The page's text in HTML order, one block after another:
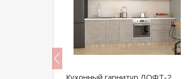
Кухонный гарнитур ЛОФТ-2